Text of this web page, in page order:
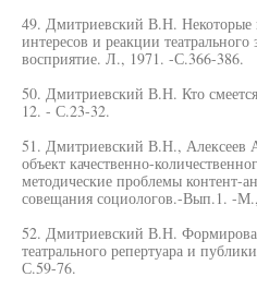
49. Дмитриевский В.Н. Некоторые
интересов и реакции
восприятие. Л., 1971. -С.366-386.
50. Дмитриевский В.Н. Кто
12. - С.23-32.
51. Дмитриевский В.Н., Алексеев
объект качественно-
методические проблемы контент-
совещания социологов.-Вып.1. -
52. Дмитриевский В.Н.
театрального репертуара и
С.59-76.